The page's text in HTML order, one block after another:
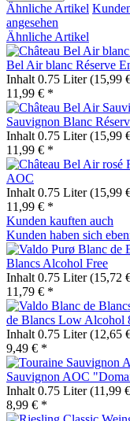
Ähnliche Artikel
angesehen
Ähnliche Artikel
Bel Air blanc Réserve
Inhalt 0.75 Liter(15,99
11,99 € *
Sauvignon Blanc
Inhalt 0.75 Liter(15,99
11,99 € *
AOC
Inhalt 0.75 Liter(15,99
11,99 € *
Kunden kauften auch
Kunden haben sich
Blancs Alcohol Free
Inhalt 0.75 Liter(15,72
11,79 € *
de Blancs Low Alcohol
Inhalt 0.75 Liter(12,65
9,49 € *
Sauvignon AOC
Inhalt 0.75 Liter(11,99
8,99 € *